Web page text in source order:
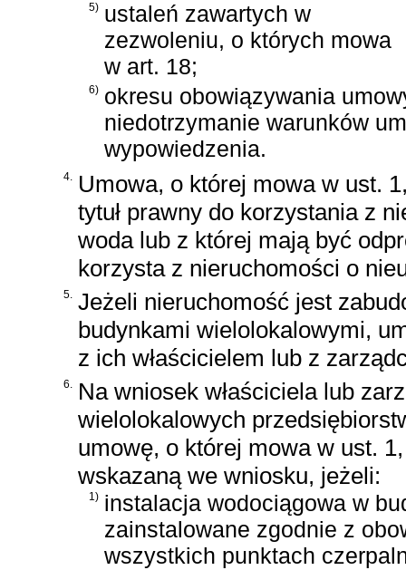
5) ustaleń zawartych w
zezwoleniu, o których mowa
w art. 18;
6) okresu obowiązywania
niedotrzymanie warunków
wypowiedzenia.
4. Umowa, o której mowa w ust.
tytuł prawny do korzystania z
woda lub z której mają być
korzysta z nieruchomości o
5. Jeżeli nieruchomość jest
budynkami wielolokalowymi,
z ich właścicielem lub z
6. Na wniosek właściciela lub
wielolokalowych
umowę, o której mowa w ust.
wskazaną we wniosku, jeżeli:
1) instalacja wodociągowa w
zainstalowane zgodnie z
wszystkich punktach